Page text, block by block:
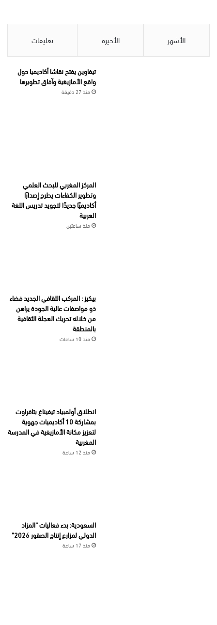
الأشهر الأخيرة تعليقات
تيفاوين يفتح نقاشا أكاديميا حول
واقع الأمازيغية وآفاق تطويرها
منذ 27 دقيقة
المركز المغربي للبحث العلمي
وتطوير الكفاءات يطرح إصدارًا
أكاديميًا جديدًا لتجويد تدريس اللغة
العربية
منذ ساعتين
بيكيز : المركب الثقافي الجديد فضاء
ذو مواصفات عالية الجودة يراهن
من خلاله تحريك العجلة الثقافية
بالمنطقة
منذ 10 ساعات
انطلاق أولمبياد تيفيناغ بتافراوت
بمشاركة 10 أكاديميات جهوية
لتعزيز مكانة الأمازيغية في المدرسة
المغربية
منذ 12 ساعة
السعودية: بدء فعاليات “المزاد
الدولي لمزارع إنتاج الصقور 2026”
منذ 17 ساعة